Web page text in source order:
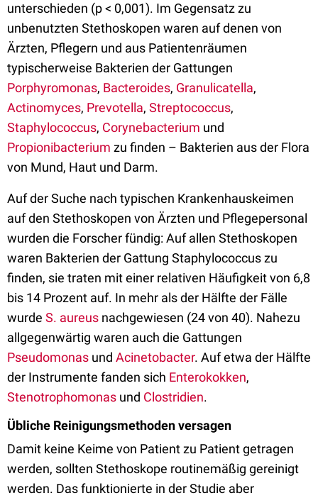
unterschieden (p < 0,001). Im Gegensatz zu
unbenutzten Stethoskopen waren auf denen von
Ärzten, Pflegern und aus Patientenräumen
typischerweise Bakterien der Gattungen
Porphyromonas, Bacteroides, Granulicatella,
Actinomyces, Prevotella, Streptococcus,
Staphylococcus, Corynebacterium und
Propionibacterium zu finden – Bakterien aus der Flora
von Mund, Haut und Darm.
Auf der Suche nach typischen Krankenhauskeimen
auf den Stethoskopen von Ärzten und Pflegepersonal
wurden die Forscher fündig: Auf allen Stethoskopen
waren Bakterien der Gattung Staphylococcus zu
finden, sie traten mit einer relativen Häufigkeit von 6,8
bis 14 Prozent auf. In mehr als der Hälfte der Fälle
wurde S. aureus nachgewiesen (24 von 40). Nahezu
allgegenwärtig waren auch die Gattungen
Pseudomonas und Acinetobacter. Auf etwa der Hälfte
der Instrumente fanden sich Enterokokken,
Stenotrophomonas und Clostridien.
Übliche Reinigungsmethoden versagen
Damit keine Keime von Patient zu Patient getragen
werden, sollten Stethoskope routinemäßig gereinigt
werden. Das funktionierte in der Studie aber